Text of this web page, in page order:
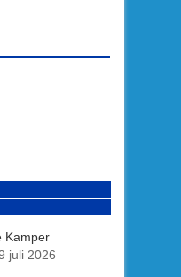
Kamper
juli 2026